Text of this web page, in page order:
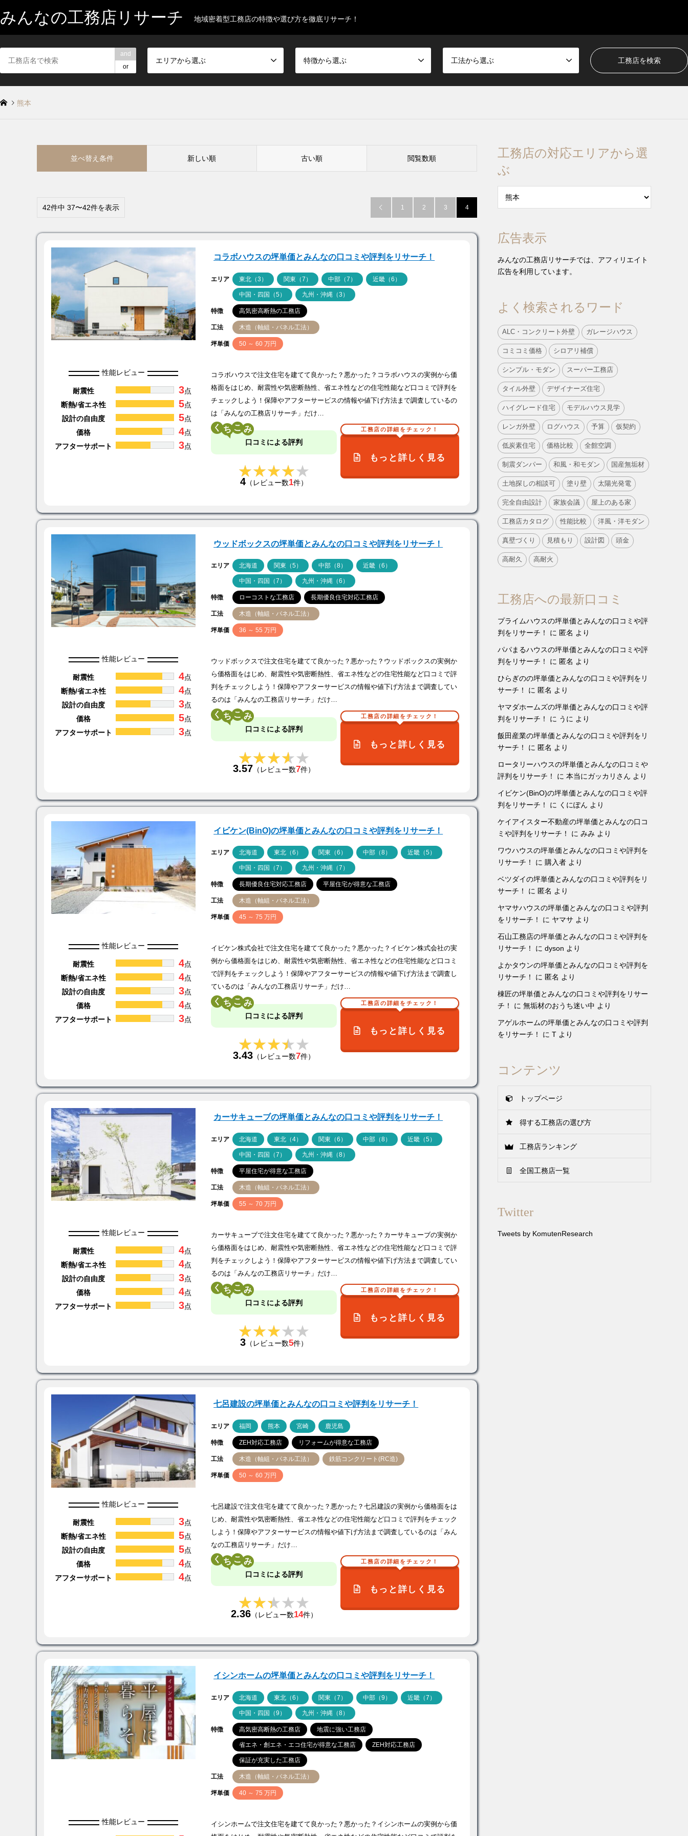
みんなの工務店リサーチ 地域密着型工務店の特徴や選び方を徹底リサーチ！
and
or
エリアから選ぶ 特徴から選ぶ 工法から選ぶ
熊本
並べ替え条件 新しい順 古い順 閲覧数順
42件中 37〜42件を表示  1 2 3 4
コラボハウスの坪単価とみんなの口コミや評判をリサーチ！
エリア 東北（3） 関東（7） 中部（7） 近畿（6）
中国・四国（5） 九州・沖縄（3）
特徴 高気密高断熱の工務店
工法 木造（軸組・パネル工法）
坪単価 50 ～ 60 万円
性能レビュー
耐震性 3点
断熱/省エネ性
5点
設計の自由度
5点
価格
4点
アフターサポート
3点
コラボハウスで注文住宅を建てて良かった？悪かった？コラボハウスの実例から価
格面をはじめ、耐震性や気密断熱性、省エネ性などの住宅性能など口コミで評判を
チェックしよう！保障やアフターサービスの情報や値下げ方法まで調査しているの
は「みんなの工務店リサーチ」だけ…
く こ
口コミによる評判
★★★★★
★★★★★
4 （レビュー数1件）
工務店の詳細をチェック！
もっと詳しく見る
ウッドボックスの坪単価とみんなの口コミや評判をリサーチ！
エリア 北海道 関東（5） 中部（8） 近畿（6）
中国・四国（7） 九州・沖縄（6）
特徴 ローコストな工務店 長期優良住宅対応工務店
工法 木造（軸組・パネル工法）
坪単価 36 ～ 55 万円
性能レビュー
耐震性 4点
断熱/省エネ性
4点
設計の自由度
3点
価格
5点
アフターサポート
3点
ウッドボックスで注文住宅を建てて良かった？悪かった？ウッドボックスの実例か
ら価格面をはじめ、耐震性や気密断熱性、省エネ性などの住宅性能など口コミで評
判をチェックしよう！保障やアフターサービスの情報や値下げ方法まで調査してい
るのは「みんなの工務店リサーチ」だけ…
く こ
口コミによる評判
★★★★★
★★★★★
3.57 （レビュー数7件）
工務店の詳細をチェック！
もっと詳しく見る
イビケン(BinO)の坪単価とみんなの口コミや評判をリサーチ！
エリア 北海道 東北（6） 関東（6） 中部（8） 近畿（5）
中国・四国（7） 九州・沖縄（7）
特徴 長期優良住宅対応工務店 平屋住宅が得意な工務店
工法 木造（軸組・パネル工法）
坪単価 45 ～ 75 万円
性能レビュー
耐震性 4点
断熱/省エネ性
4点
設計の自由度
3点
価格
4点
アフターサポート
3点
イビケン株式会社で注文住宅を建てて良かった？悪かった？イビケン株式会社の実
例から価格面をはじめ、耐震性や気密断熱性、省エネ性などの住宅性能など口コミ
で評判をチェックしよう！保障やアフターサービスの情報や値下げ方法まで調査し
ているのは「みんなの工務店リサーチ」だけ…
く こ
口コミによる評判
★★★★★
★★★★★
3.43 （レビュー数7件）
工務店の詳細をチェック！
もっと詳しく見る
カーサキューブの坪単価とみんなの口コミや評判をリサーチ！
エリア 北海道 東北（4） 関東（6） 中部（8） 近畿（5）
中国・四国（7） 九州・沖縄（8）
特徴 平屋住宅が得意な工務店
工法 木造（軸組・パネル工法）
坪単価 55 ～ 70 万円
性能レビュー
耐震性 4点
断熱/省エネ性
4点
設計の自由度
3点
価格
4点
アフターサポート
3点
カーサキューブで注文住宅を建てて良かった？悪かった？カーサキューブの実例か
ら価格面をはじめ、耐震性や気密断熱性、省エネ性などの住宅性能など口コミで評
判をチェックしよう！保障やアフターサービスの情報や値下げ方法まで調査してい
るのは「みんなの工務店リサーチ」だけ…
く こ
口コミによる評判
★★★★★
★★★★★
3 （レビュー数5件）
工務店の詳細をチェック！
もっと詳しく見る
七呂建設の坪単価とみんなの口コミや評判をリサーチ！
エリア 福岡 熊本 宮崎 鹿児島
特徴 ZEH対応工務店 リフォームが得意な工務店
工法 木造（軸組・パネル工法） 鉄筋コンクリート(RC造)
坪単価 50 ～ 60 万円
性能レビュー
耐震性 3点
断熱/省エネ性
5点
設計の自由度
5点
価格
4点
アフターサポート
4点
七呂建設で注文住宅を建てて良かった？悪かった？七呂建設の実例から価格面をは
じめ、耐震性や気密断熱性、省エネ性などの住宅性能など口コミで評判をチェック
しよう！保障やアフターサービスの情報や値下げ方法まで調査しているのは「みん
なの工務店リサーチ」だけ…
く こ
口コミによる評判
★★★★★
★★★★★
2.36（レビュー数14件）
工務店の詳細をチェック！
もっと詳しく見る
イシンホームの坪単価とみんなの口コミや評判をリサーチ！
エリア 北海道 東北（6） 関東（7） 中部（9） 近畿（7）
中国・四国（9） 九州・沖縄（8）
特徴 高気密高断熱の工務店 地震に強い工務店
省エネ・創エネ・エコ住宅が得意な工務店 ZEH対応工務店
保証が充実した工務店
工法 木造（軸組・パネル工法）
坪単価 40 ～ 75 万円
性能レビュー
イシンホームで注文住宅を建てて良かった？悪かった？イシンホームの実例から価
工務店の対応エリアから選
ぶ
広告表示
みんなの工務店リサーチでは、アフィリエイト
広告を利用しています。
よく検索されるワード
ALC・コンクリート外壁 ガレージハウス
コミコミ価格 シロアリ補償
シンプル・モダン スーパー工務店
タイル外壁 デザイナーズ住宅
ハイグレード住宅 モデルハウス見学
レンガ外壁 ログハウス 予算 仮契約
低炭素住宅 価格比較 全館空調
制震ダンパー 和風・和モダン 国産無垢材
土地探しの相談可 塗り壁 太陽光発電
完全自由設計 家族会議 屋上のある家
工務店カタログ 性能比較 洋風・洋モダン
真壁づくり 見積もり 設計図 頭金
高耐久 高耐火
工務店への最新口コミ
プライムハウスの坪単価とみんなの口コミや評
判をリサーチ！
に 匿名 より
パパまるハウスの坪単価とみんなの口コミや評
判をリサーチ！
に 匿名 より
ひらぎのの坪単価とみんなの口コミや評判をリ
サーチ！
に 匿名 より
ヤマダホームズの坪単価とみんなの口コミや評
判をリサーチ！
に うに より
飯田産業の坪単価とみんなの口コミや評判をリ
サーチ！
に 匿名 より
ロータリーハウスの坪単価とみんなの口コミや
評判をリサーチ！
に 本当にガッカリさん より
イビケン(BinO)の坪単価とみんなの口コミや評
判をリサーチ！
に くにぽん より
ケイアイスター不動産の坪単価とみんなの口コ
ミや評判をリサーチ！
に みみ より
ワウハウスの坪単価とみんなの口コミや評判を
リサーチ！
に 購入者 より
ベツダイの坪単価とみんなの口コミや評判をリ
サーチ！
に 匿名 より
ヤマサハウスの坪単価とみんなの口コミや評判
をリサーチ！
に ヤマサ より
石山工務店の坪単価とみんなの口コミや評判を
リサーチ！
に dyson より
よかタウンの坪単価とみんなの口コミや評判を
リサーチ！
に 匿名 より
棟匠の坪単価とみんなの口コミや評判をリサー
チ！
に 無垢材のおうち迷い中 より
アゲルホームの坪単価とみんなの口コミや評判
をリサーチ！
に T より
コンテンツ
トップページ
得する工務店の選び方
工務店ランキング
全国工務店一覧
Twitter
Tweets by KomutenResearch